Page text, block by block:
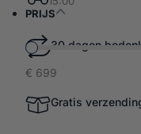
30 dagen
Gratis
PRIJS
€ 699